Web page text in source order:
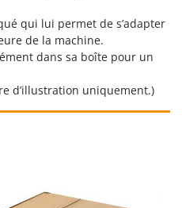
qui lui permet de s’adapter
de la machine.
dans sa boîte pour un
d’illustration uniquement.)